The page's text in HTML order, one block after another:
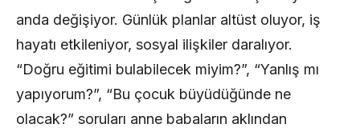
anda değişiyor. Günlük planlar altüst oluyor, iş
hayatı etkileniyor, sosyal ilişkiler daralıyor.
“Doğru eğitimi bulabilecek miyim?”, “Yanlış mı
yapıyorum?”, “Bu çocuk büyüdüğünde ne
olacak?” soruları anne babaların aklından